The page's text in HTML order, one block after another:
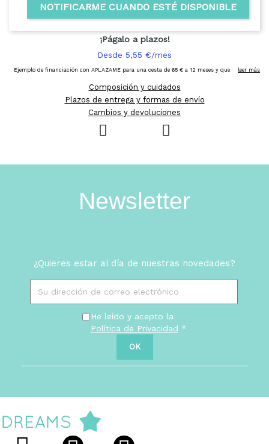
NOTIFICARME CUANDO ESTÉ DISPONIBLE
Composición y cuidados
Plazos de entrega y formas de envío
Cambios y devoluciones
Newsletter
¿Quieres estar al día de nuestras novedades?
He leído y acepto la
Política de Privacidad *